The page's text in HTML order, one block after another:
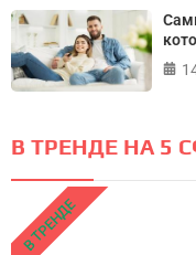
В ТРЕНДЕ НА 5
В ТРЕНДЕ